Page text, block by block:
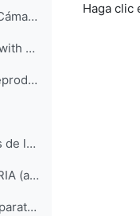
Contaje espermático en Cámara de Bürker
Calculating sperm count with a Bürker chamber
Nuevas tecnologías en reproducción de truchas
Estrategias reproductivas de los peces de agua dulce
TECNOLOGÍA ALIMENTARIA (acceso a la lista de reproducción)
El Matacerdo: visión comparativa de la matanza del cerdo en Aras de Alpuente.
Haga clic